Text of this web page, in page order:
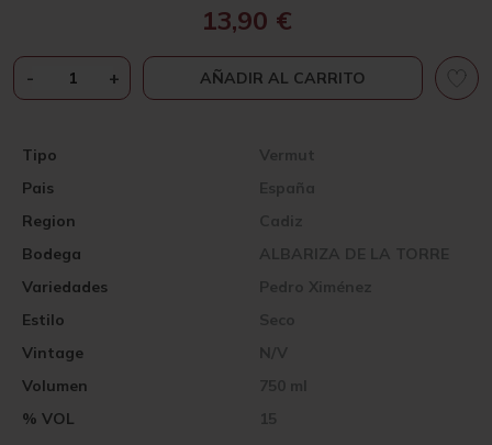
Pais España
Vintage N/V
Region Cadiz
Volumen 750 ml
Bodega ALBARIZA DE LA TORRE
% VOL 15
Variedades Pedro Ximénez
Tipo Vermut
Estilo Seco
13,90 €
-ALBARIZA
DE
TORRE
VERMUT
CANTIDAD
+ AÑADIR AL CARRITO